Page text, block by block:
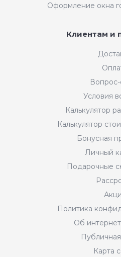
Оформление окна
Клиентам и
Вопрос-
Условия
Калькулятор
Калькулятор
Бонусная
Личный
Подарочные
Политика
Об
Карта